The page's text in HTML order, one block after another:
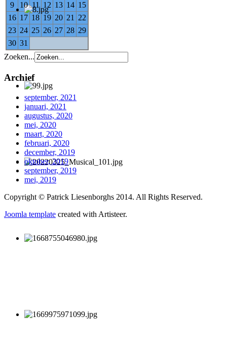
9
10 11 12 13 14 15
16 17 18 19 20 21
22
23 24 25 26 27 28 29
30 31
Zoeken...
Archief
september, 2021
januari, 2021
augustus, 2020
mei, 2020
maart, 2020
februari, 2020
december, 2019
oktober, 2019
september, 2019
mei, 2019
Copyright © Patrick Liesenborghs 2014. All Rights Reserved.
Joomla template created with Artisteer.